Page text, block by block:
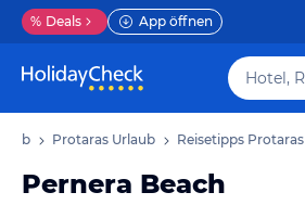
% Deals App öffnen
Protaras Urlaub Reisetipps Protaras
Pernera Beach